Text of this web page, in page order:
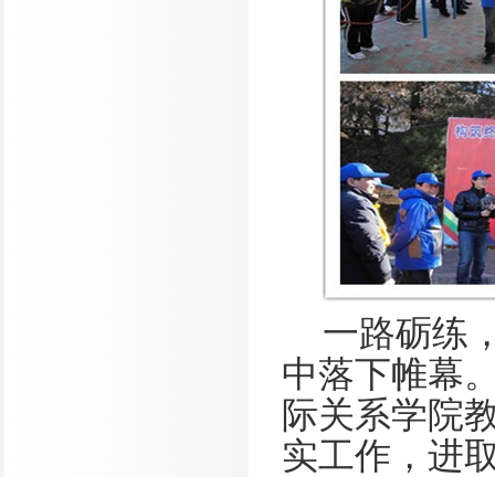
一路砺练
中落下帷幕
际关系学院
实工作，进